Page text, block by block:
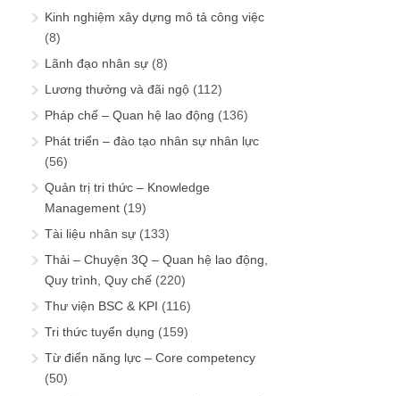
Kinh nghiệm xây dựng mô tả công việc
(8)
Lãnh đạo nhân sự (8)
Lương thưởng và đãi ngộ (112)
Pháp chế – Quan hệ lao động (136)
Phát triển – đào tạo nhân sự nhân lực
(56)
Quản trị tri thức – Knowledge
Management (19)
Tài liệu nhân sự (133)
Thải – Chuyện 3Q – Quan hệ lao động,
Quy trình, Quy chế (220)
Thư viện BSC & KPI (116)
Tri thức tuyển dụng (159)
Từ điển năng lực – Core competency
(50)